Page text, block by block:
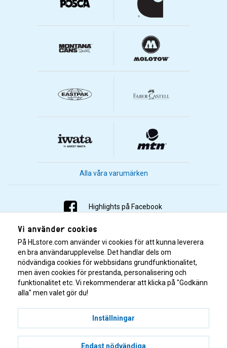
Alla våra varumärken
Highlights på Facebook
Highlights på Instagram
Highlights på Youtube
Highlights på Tiktok
Vi använder cookies
På HLstore.com använder vi cookies för att kunna leverera
en bra användarupplevelse. Det handlar dels om
nödvändiga cookies för webbsidans grundfunktionalitet,
men även cookies för prestanda, personalisering och
funktionalitet etc. Vi rekommenderar att klicka på "Godkänn
alla" men valet gör du!
Inställningar
Endast nödvändiga